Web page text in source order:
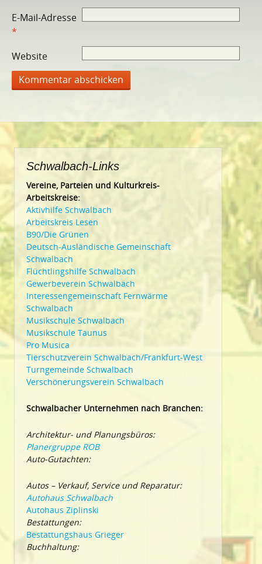
E-Mail-Adresse
*
Website
Schwalbach-Links
Vereine, Parteien und Kulturkreis-
Arbeitskreise:
Aktivhilfe Schwalbach
Arbeitskreis Lesen
B90/Die Grünen
Deutsch-Ausländische Gemeinschaft
Schwalbach
Flüchtlingshilfe Schwalbach
Gewerbeverein Schwalbach
Interessengemeinschaft Fernwärme
Schwalbach
Musikschule Schwalbach
Musikschule Taunus
Pro Musica
Tierschutzverein Schwalbach/Frankfurt-West
Turngemeinde Schwalbach
Verschönerungsverein Schwalbach
Schwalbacher Unternehmen nach Branchen:
Architektur- und Planungsbüros:
Planergruppe ROB
Auto-Gutachten:
Autos – Verkauf, Service und Reparatur:
Autohaus Schwalbach
Autohaus Ziplinski
Bestattungen:
Bestattungshaus Grieger
Buchhaltung: